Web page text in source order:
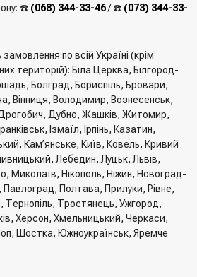
☎️ (068) 344-33-46/ ☎️ (073) 344-33-
по всій Україні (крім
територій): Біла Церква, Білгород-
Болград, Бориспіль, Бровари,
Вінниця, Володимир, Вознесенськ,
Дубно, Жашків, Житомир,
Ізмаїл, Ірпінь, Казатин,
Кам’янське, Київ, Ковель, Кривий
Лебедин, Луцьк, Львів,
Миколаїв, Нікополь, Ніжин, Новоград-
Полтава, Прилуки, Рівне,
Тернопіль, Тростянець, Ужгород,
Херсон, Хмельницький, Черкаси,
Шостка, Южноукраїнськ, Яремче